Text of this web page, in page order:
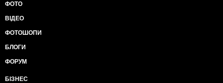
ФОТО
ВІДЕО
ФОТОШОПИ
БЛОГИ
ФОРУМ
БІЗНЕС